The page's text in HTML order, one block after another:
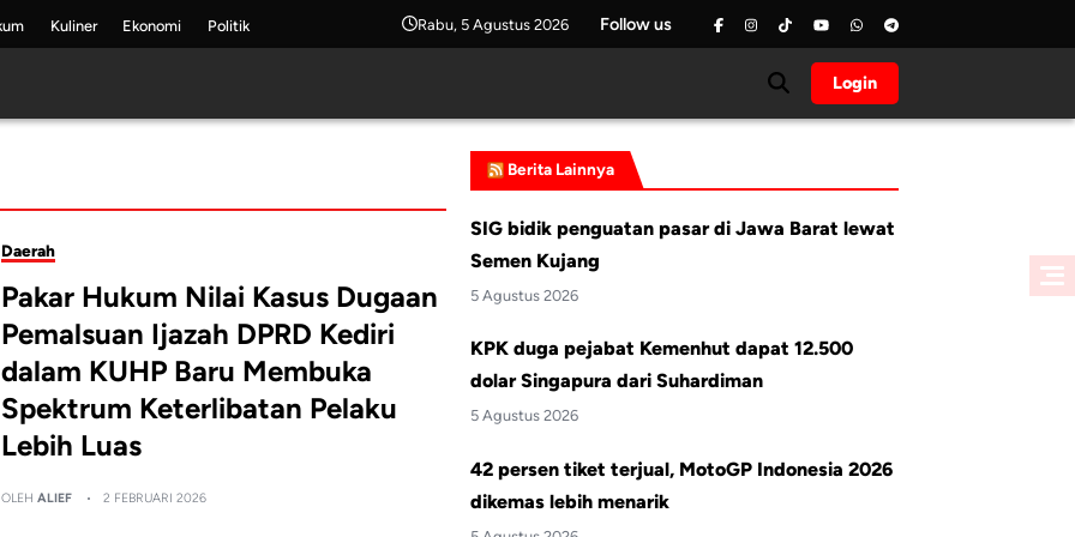
Kuliner Ekonomi Politik Rabu, 5 Agustus 2026 Follow us
Login
Daerah
Pakar Hukum Nilai Kasus Dugaan
Pemalsuan Ijazah DPRD Kediri
dalam KUHP Baru Membuka
Spektrum Keterlibatan Pelaku
Lebih Luas
OLEH ALIEF 2 FEBRUARI 2026
Berita Lainnya
SIG bidik penguatan pasar di Jawa Barat lewat
Semen Kujang
5 Agustus 2026
KPK duga pejabat Kemenhut dapat 12.500
dolar Singapura dari Suhardiman
5 Agustus 2026
42 persen tiket terjual, MotoGP Indonesia 2026
dikemas lebih menarik